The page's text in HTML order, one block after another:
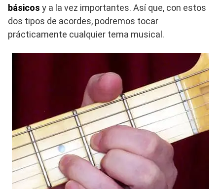
básicos y a la vez importantes. Así que, con estos
dos tipos de acordes, podremos tocar
prácticamente cualquier tema musical.